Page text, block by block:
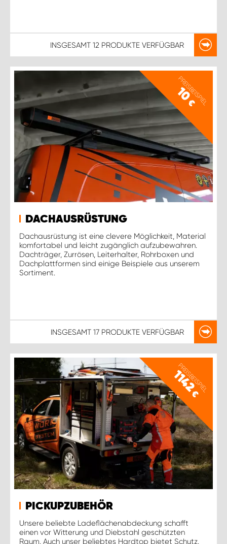
INSGESAMT 12 PRODUKTE VERFÜGBAR
PREISBEISPIEL
10
€
DACHAUSRÜSTUNG
Dachausrüstung ist eine clevere Möglichkeit, Material
komfortabel und leicht zugänglich aufzubewahren.
Dachträger, Zurrösen, Leiterhalter, Rohrboxen und
Dachplattformen sind einige Beispiele aus unserem
Sortiment.
INSGESAMT 17 PRODUKTE VERFÜGBAR
PREISBEISPIEL
1142
€
PICKUPZUBEHÖR
Unsere beliebte Ladeflächenabdeckung schafft
einen vor Witterung und Diebstahl geschützten
Raum. Auch unser beliebtes Hardtop bietet Schutz.